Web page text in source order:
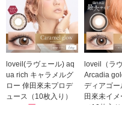
loveil(ラヴェール) aq
ua rich キャラメルグ
ロー 倖田來未プロデ
ュース（10枚入り）
1,760円
loveil（ラ
Arcadia
ディアゴー
田來未イ
（10枚入り